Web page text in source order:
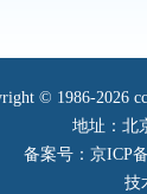
© 1986-2026
地址：北
备案号：京ICP
技